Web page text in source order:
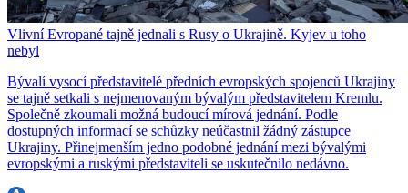
Vlivní Evropané tajně jednali s Rusy o Ukrajině. Kyjev u toho
nebyl
Bývalí vysocí představitelé předních evropských spojenců Ukrajiny
se tajně setkali s nejmenovaným bývalým představitelem Kremlu.
Společně zkoumali možná budoucí mírová jednání. Podle
dostupných informací se schůzky neúčastnil žádný zástupce
Ukrajiny. Přinejmenším jedno podobné jednání mezi bývalými
evropskými a ruskými představiteli se uskutečnilo nedávno.